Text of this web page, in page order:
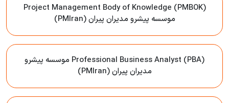
Project Management Body of Knowledge (PMBOK)
موسسه پیشرو مدیران پیران (PMIran)
Professional Business Analyst (PBA) موسسه پیشرو
مدیران پیران (PMIran)